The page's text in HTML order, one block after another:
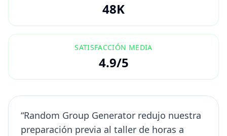
48K
SATISFACCIÓN MEDIA
4.9/5
“Random Group Generator redujo nuestra
preparación previa al taller de horas a